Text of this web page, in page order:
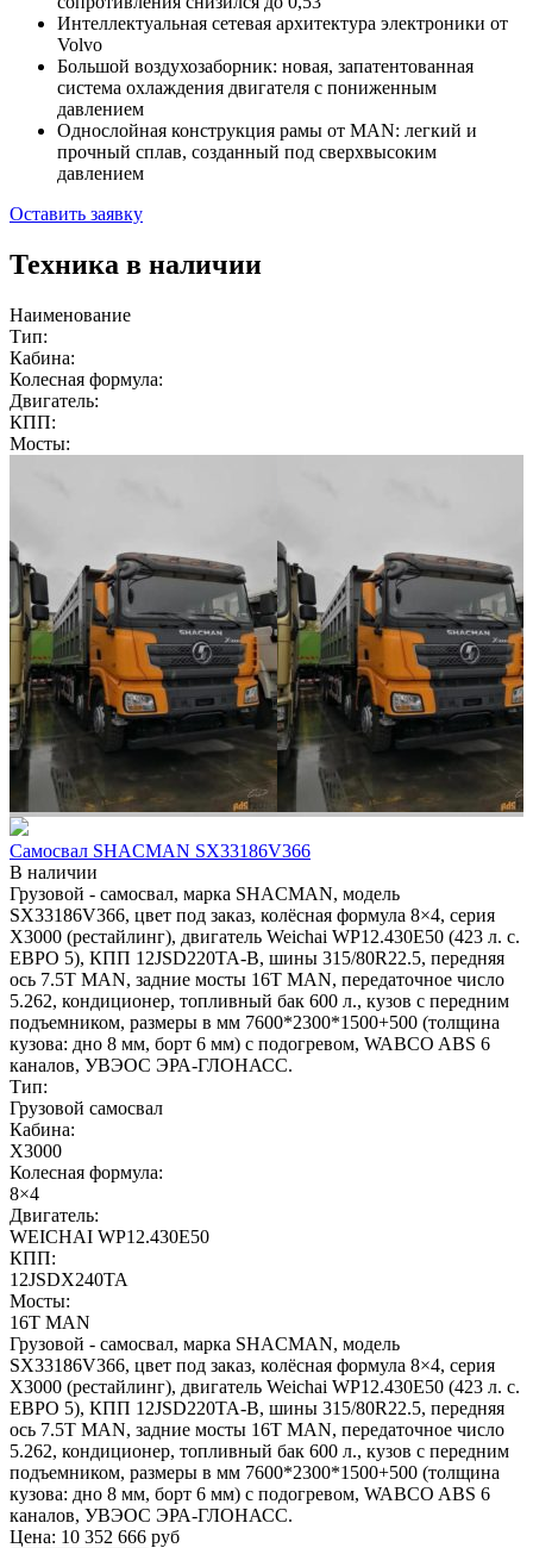
Интеллектуальная сетевая архитектура электроники от
Volvo
Большой воздухозаборник: новая, запатентованная
система охлаждения двигателя с пониженным
давлением
Однослойная конструкция рамы от MAN: легкий и
прочный сплав, созданный под сверхвысоким
давлением
Оставить заявку
Техника в наличии
Наименование
Тип:
Кабина:
Колесная формула:
Двигатель:
КПП:
Мосты:
Самосвал SHACMAN SX33186V366
В наличии
Грузовой - самосвал, марка SHACMAN, модель
SX33186V366, цвет под заказ, колёсная формула 8×4, серия
X3000 (рестайлинг), двигатель Weichai WP12.430E50 (423 л. с.
ЕВРО 5), КПП 12JSD220TA-В, шины 315/80R22.5, передняя
ось 7.5T MAN, задние мосты 16T MAN, передаточное число
5.262, кондиционер, топливный бак 600 л., кузов с передним
подъемником, размеры в мм 7600*2300*1500+500 (толщина
кузова: дно 8 мм, борт 6 мм) с подогревом, WABCO ABS 6
каналов, УВЭОС ЭРА-ГЛОНАСС.
Тип:
Грузовой самосвал
Кабина:
X3000
Колесная формула:
8×4
Двигатель:
WEICHAI WP12.430E50
КПП:
12JSDX240TA
Мосты:
16T MAN
Грузовой - самосвал, марка SHACMAN, модель
SX33186V366, цвет под заказ, колёсная формула 8×4, серия
X3000 (рестайлинг), двигатель Weichai WP12.430E50 (423 л. с.
ЕВРО 5), КПП 12JSD220TA-В, шины 315/80R22.5, передняя
ось 7.5T MAN, задние мосты 16T MAN, передаточное число
5.262, кондиционер, топливный бак 600 л., кузов с передним
подъемником, размеры в мм 7600*2300*1500+500 (толщина
кузова: дно 8 мм, борт 6 мм) с подогревом, WABCO ABS 6
каналов, УВЭОС ЭРА-ГЛОНАСС.
Цена: 10 352 666 руб